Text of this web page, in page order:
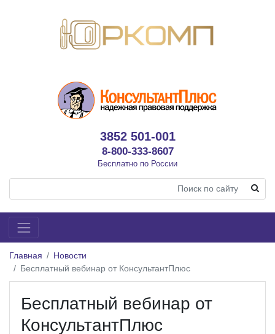
3852 501-001
8-800-333-8607
Бесплатно по России
Главная
Новости
Бесплатный вебинар от КонсультантПлюс
Бесплатный вебинар от
КонсультантПлюс